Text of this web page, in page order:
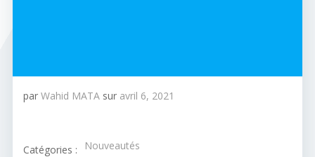
par Wahid MATA sur avril 6, 2021
Catégories : Nouveautés